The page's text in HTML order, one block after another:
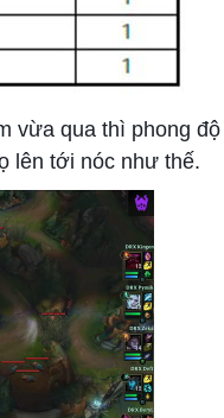
vừa qua thì phong
lên tới nóc như thế.